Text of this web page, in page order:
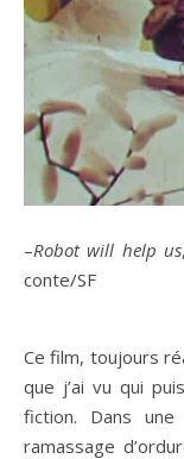
–Robot will help us
conte/SF
Ce film, toujours
que j’ai vu qui
fiction. Dans
ramassage